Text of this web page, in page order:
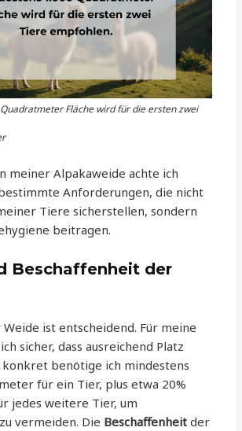
Fläche wird für die ersten zwei
meiner Alpakaweide achte ich
Anforderungen, die nicht
Tiere sicherstellen, sondern
beitragen.
Beschaffenheit der
ist entscheidend. Für meine
sicher, dass ausreichend Platz
benötige ich mindestens
für ein Tier, plus etwa 20%
jedes weitere Tier, um
vermeiden. Die Beschaffenheit der